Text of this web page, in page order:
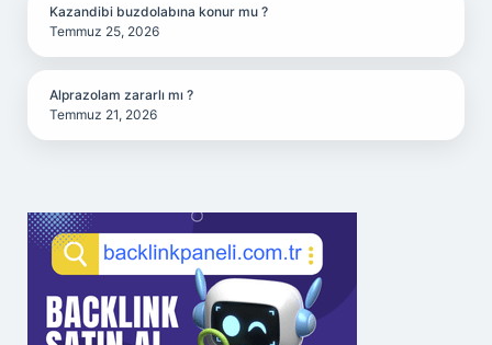
Kazandibi buzdolabına konur mu ?
Temmuz 25, 2026
Alprazolam zararlı mı ?
Temmuz 21, 2026